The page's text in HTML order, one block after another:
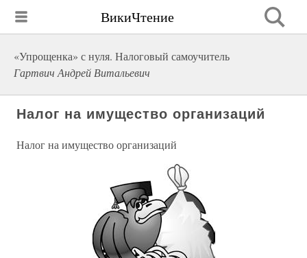
ВикиЧтение
«Упрощенка» с нуля. Налоговый самоучитель
Гартвич Андрей Витальевич
Налог на имущество организаций
Налог на имущество организаций